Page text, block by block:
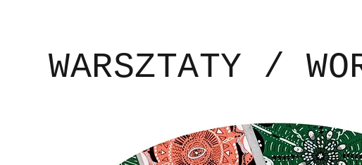
WARSZTATY /